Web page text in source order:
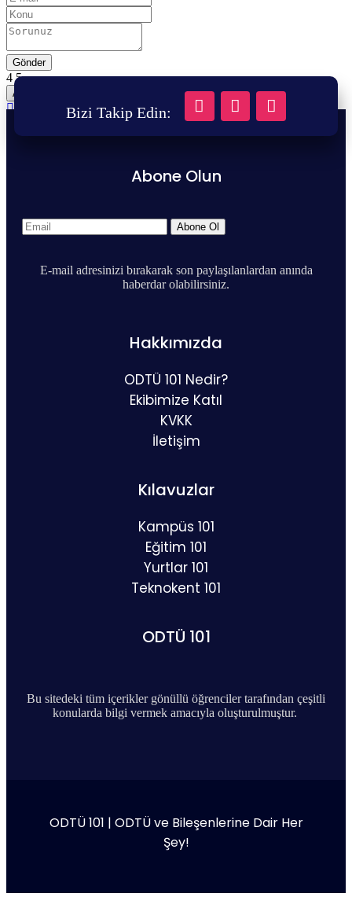
Gönder
A-
Bizi Takip Edin:
Abone Olun
Abone Ol
E-mail adresinizi bırakarak son paylaşılanlardan anında
haberdar olabilirsiniz.
Hakkımızda
ODTÜ 101 Nedir?
Ekibimize Katıl
KVKK
İletişim
Kılavuzlar
Kampüs 101
Eğitim 101
Yurtlar 101
Teknokent 101
ODTÜ 101
Bu sitedeki tüm içerikler gönüllü öğrenciler tarafından çeşitli
konularda bilgi vermek amacıyla oluşturulmuştur.
ODTÜ 101 | ODTÜ ve Bileşenlerine Dair Her
Şey!